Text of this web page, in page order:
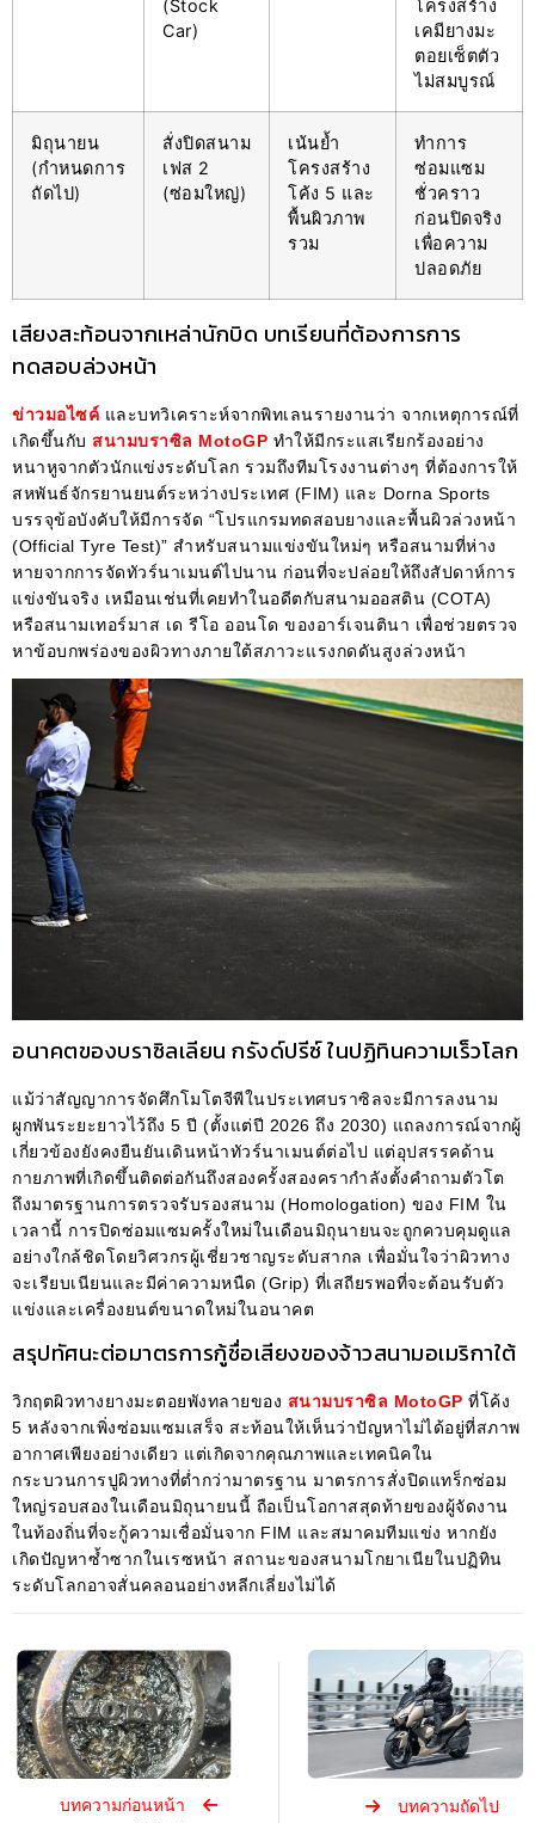
(Stock
Car)
โครงสร้าง
เคมียางมะ
ตอยเซ็ตตัว
ไม่สมบูรณ์
มิถุนายน
(กำหนดการ
ถัดไป)
สั่งปิดสนาม
เฟส 2
(ซ่อมใหญ่)
เน้นย้ำ
โครงสร้าง
โค้ง 5 และ
พื้นผิวภาพ
รวม
ทำการ
ซ่อมแซม
ชั่วคราว
ก่อนปิดจริง
เพื่อความ
ปลอดภัย
เสียงสะท้อนจากเหล่านักบิด บทเรียนที่ต้องการการ
ทดสอบล่วงหน้า
ข่าวมอไซค์ และบทวิเคราะห์จากพิทเลนรายงานว่า จากเหตุการณ์ที่
เกิดขึ้นกับ สนามบราซิล MotoGP ทำให้มีกระแสเรียกร้องอย่าง
หนาหูจากตัวนักแข่งระดับโลก รวมถึงทีมโรงงานต่างๆ ที่ต้องการให้
สหพันธ์จักรยานยนต์ระหว่างประเทศ (FIM) และ Dorna Sports
บรรจุข้อบังคับให้มีการจัด “โปรแกรมทดสอบยางและพื้นผิวล่วงหน้า
(Official Tyre Test)” สำหรับสนามแข่งขันใหม่ๆ หรือสนามที่ห่าง
หายจากการจัดทัวร์นาเมนต์ไปนาน ก่อนที่จะปล่อยให้ถึงสัปดาห์การ
แข่งขันจริง เหมือนเช่นที่เคยทำในอดีตกับสนามออสติน (COTA)
หรือสนามเทอร์มาส เด รีโอ ออนโด ของอาร์เจนตินา เพื่อช่วยตรวจ
หาข้อบกพร่องของผิวทางภายใต้สภาวะแรงกดดันสูงล่วงหน้า
อนาคตของบราซิลเลียน กรังด์ปรีซ์ ในปฏิทินความเร็วโลก
แม้ว่าสัญญาการจัดศึกโมโตจีพีในประเทศบราซิลจะมีการลงนาม
ผูกพันระยะยาวไว้ถึง 5 ปี (ตั้งแต่ปี 2026 ถึง 2030) แถลงการณ์จากผู้
เกี่ยวข้องยังคงยืนยันเดินหน้าทัวร์นาเมนต์ต่อไป แต่อุปสรรคด้าน
กายภาพที่เกิดขึ้นติดต่อกันถึงสองครั้งสองครากำลังตั้งคำถามตัวโต
ถึงมาตรฐานการตรวจรับรองสนาม (Homologation) ของ FIM ใน
เวลานี้ การปิดซ่อมแซมครั้งใหม่ในเดือนมิถุนายนจะถูกควบคุมดูแล
อย่างใกล้ชิดโดยวิศวกรผู้เชี่ยวชาญระดับสากล เพื่อมั่นใจว่าผิวทาง
จะเรียบเนียนและมีค่าความหนืด (Grip) ที่เสถียรพอที่จะต้อนรับตัว
แข่งและเครื่องยนต์ขนาดใหม่ในอนาคต
สรุปทัศนะต่อมาตรการกู้ชื่อเสียงของจ้าวสนามอเมริกาใต้
วิกฤตผิวทางยางมะตอยพังทลายของ สนามบราซิล MotoGP ที่โค้ง
5 หลังจากเพิ่งซ่อมแซมเสร็จ สะท้อนให้เห็นว่าปัญหาไม่ได้อยู่ที่สภาพ
อากาศเพียงอย่างเดียว แต่เกิดจากคุณภาพและเทคนิคใน
กระบวนการปูผิวทางที่ต่ำกว่ามาตรฐาน มาตรการสั่งปิดแทร็กซ่อม
ใหญ่รอบสองในเดือนมิถุนายนนี้ ถือเป็นโอกาสสุดท้ายของผู้จัดงาน
ในท้องถิ่นที่จะกู้ความเชื่อมั่นจาก FIM และสมาคมทีมแข่ง หากยัง
เกิดปัญหาซ้ำซากในเรซหน้า สถานะของสนามโกยาเนียในปฏิทิน
ระดับโลกอาจสั่นคลอนอย่างหลีกเลี่ยงไม่ได้
บทความก่อนหน้า บทความถัดไป